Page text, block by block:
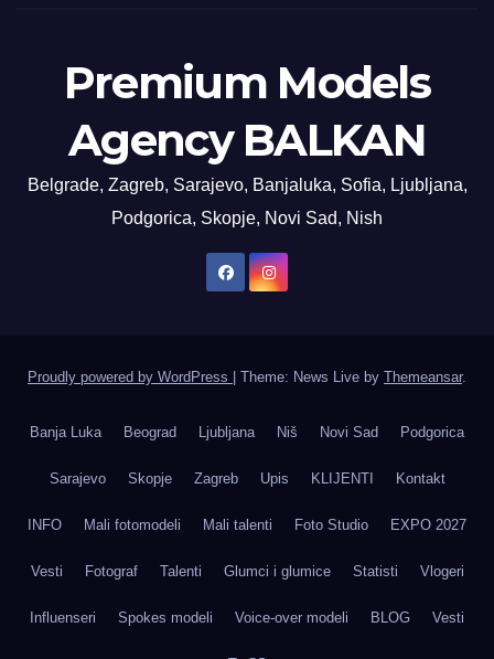
Premium Models
Agency BALKAN
Belgrade, Zagreb, Sarajevo, Banjaluka, Sofia, Ljubljana,
Podgorica, Skopje, Novi Sad, Nish
Proudly powered by WordPress Theme: News Live by Themeansar.
Banja Luka Beograd Ljubljana Niš Novi Sad Podgorica
Sarajevo Skopje Zagreb Upis KLIJENTI Kontakt
INFO Mali fotomodeli Mali talenti Foto Studio EXPO 2027
Vesti Fotograf Talenti Glumci i glumice Statisti Vlogeri
Influenseri Spokes modeli Voice-over modeli BLOG Vesti